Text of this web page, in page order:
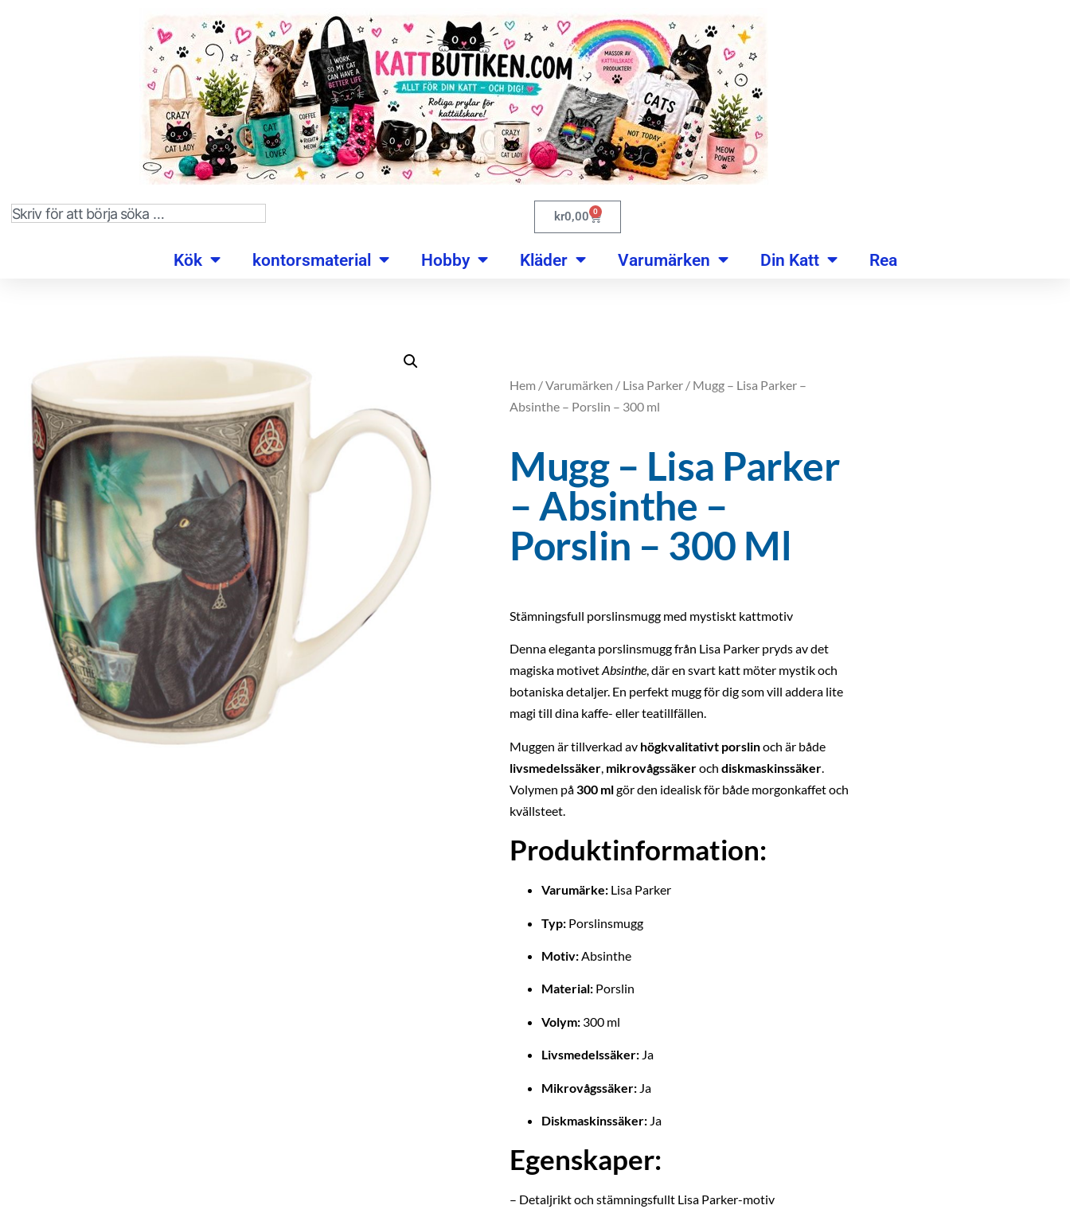
kr0,00 0
Kök kontorsmaterial Hobby Kläder Varumärken Din Katt Rea
Hem /Varumärken / Lisa Parker / Mugg – Lisa Parker –
Absinthe – Porslin – 300 ml
Mugg – Lisa Parker
– Absinthe –
Porslin – 300 Ml
Stämningsfull porslinsmugg med mystiskt kattmotiv
Denna eleganta porslinsmugg från Lisa Parker pryds av det
magiska motivetAbsinthe, där en svart katt möter mystik och
botaniska detaljer. En perfekt mugg för dig som vill addera lite
magi till dina kaffe- eller teatillfällen.
Muggen är tillverkad av högkvalitativt porslinoch är både
livsmedelssäker mikrovågssäkeroch diskmaskinssäker
Volymen på300 mlgör den idealisk för både morgonkaffet och
kvällsteet.
Produktinformation:
Varumärke: Lisa Parker
Typ: Porslinsmugg
Motiv:Absinthe
Material: Porslin
Volym: 300 ml
Livsmedelssäker: Ja
Mikrovågssäker: Ja
Diskmaskinssäker: Ja
Egenskaper:
– Detaljrikt och stämningsfullt Lisa Parker-motiv